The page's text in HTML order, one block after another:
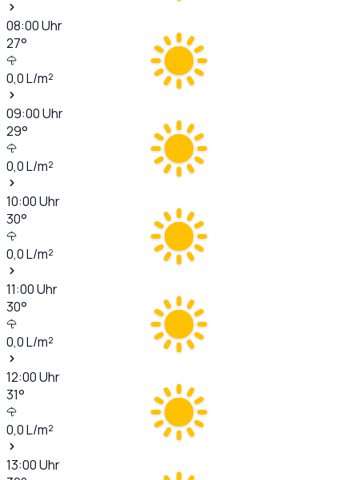
08:00Uhr
27°
0,0L/m²
09:00Uhr
29°
0,0L/m²
10:00Uhr
30°
0,0L/m²
11:00Uhr
30°
0,0L/m²
12:00Uhr
31°
0,0L/m²
13:00Uhr